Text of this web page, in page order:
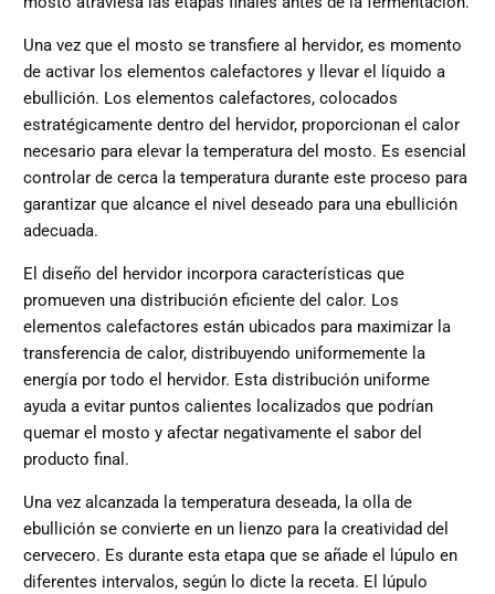
Una vez que el mosto se transfiere al hervidor, es momento
de activar los elementos calefactores y llevar el líquido a
ebullición. Los elementos calefactores, colocados
estratégicamente dentro del hervidor, proporcionan el calor
necesario para elevar la temperatura del mosto. Es esencial
controlar de cerca la temperatura durante este proceso para
garantizar que alcance el nivel deseado para una ebullición
adecuada.
El diseño del hervidor incorpora características que
promueven una distribución eficiente del calor. Los
elementos calefactores están ubicados para maximizar la
transferencia de calor, distribuyendo uniformemente la
energía por todo el hervidor. Esta distribución uniforme
ayuda a evitar puntos calientes localizados que podrían
quemar el mosto y afectar negativamente el sabor del
producto final.
Una vez alcanzada la temperatura deseada, la olla de
ebullición se convierte en un lienzo para la creatividad del
cervecero. Es durante esta etapa que se añade el lúpulo en
diferentes intervalos, según lo dicte la receta. El lúpulo